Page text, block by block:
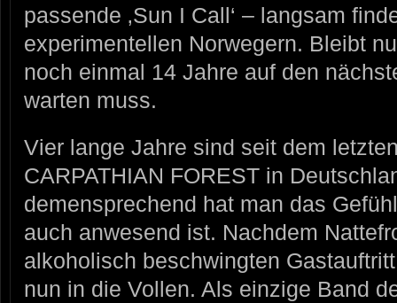
passende ‚Sun I Call‘ – langsam
experimentellen Norwegern. Bleibt
noch einmal 14 Jahre auf den
warten muss.
Vier lange Jahre sind seit dem
CARPATHIAN FOREST in
demensprechend hat man das
auch anwesend ist. Nachdem
alkoholisch beschwingten
nun in die Vollen. Als einzige Band